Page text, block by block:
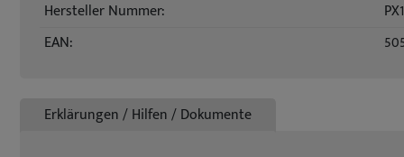
Hersteller Nummer:
EAN:
Erklärungen / Hilfen / Dokumente